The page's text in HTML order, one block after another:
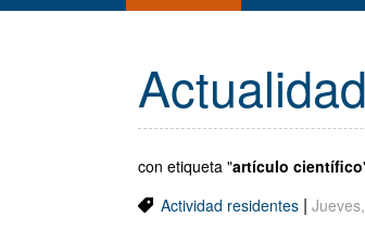
Actualidad
con etiqueta "artículo científico
Actividad residentes |